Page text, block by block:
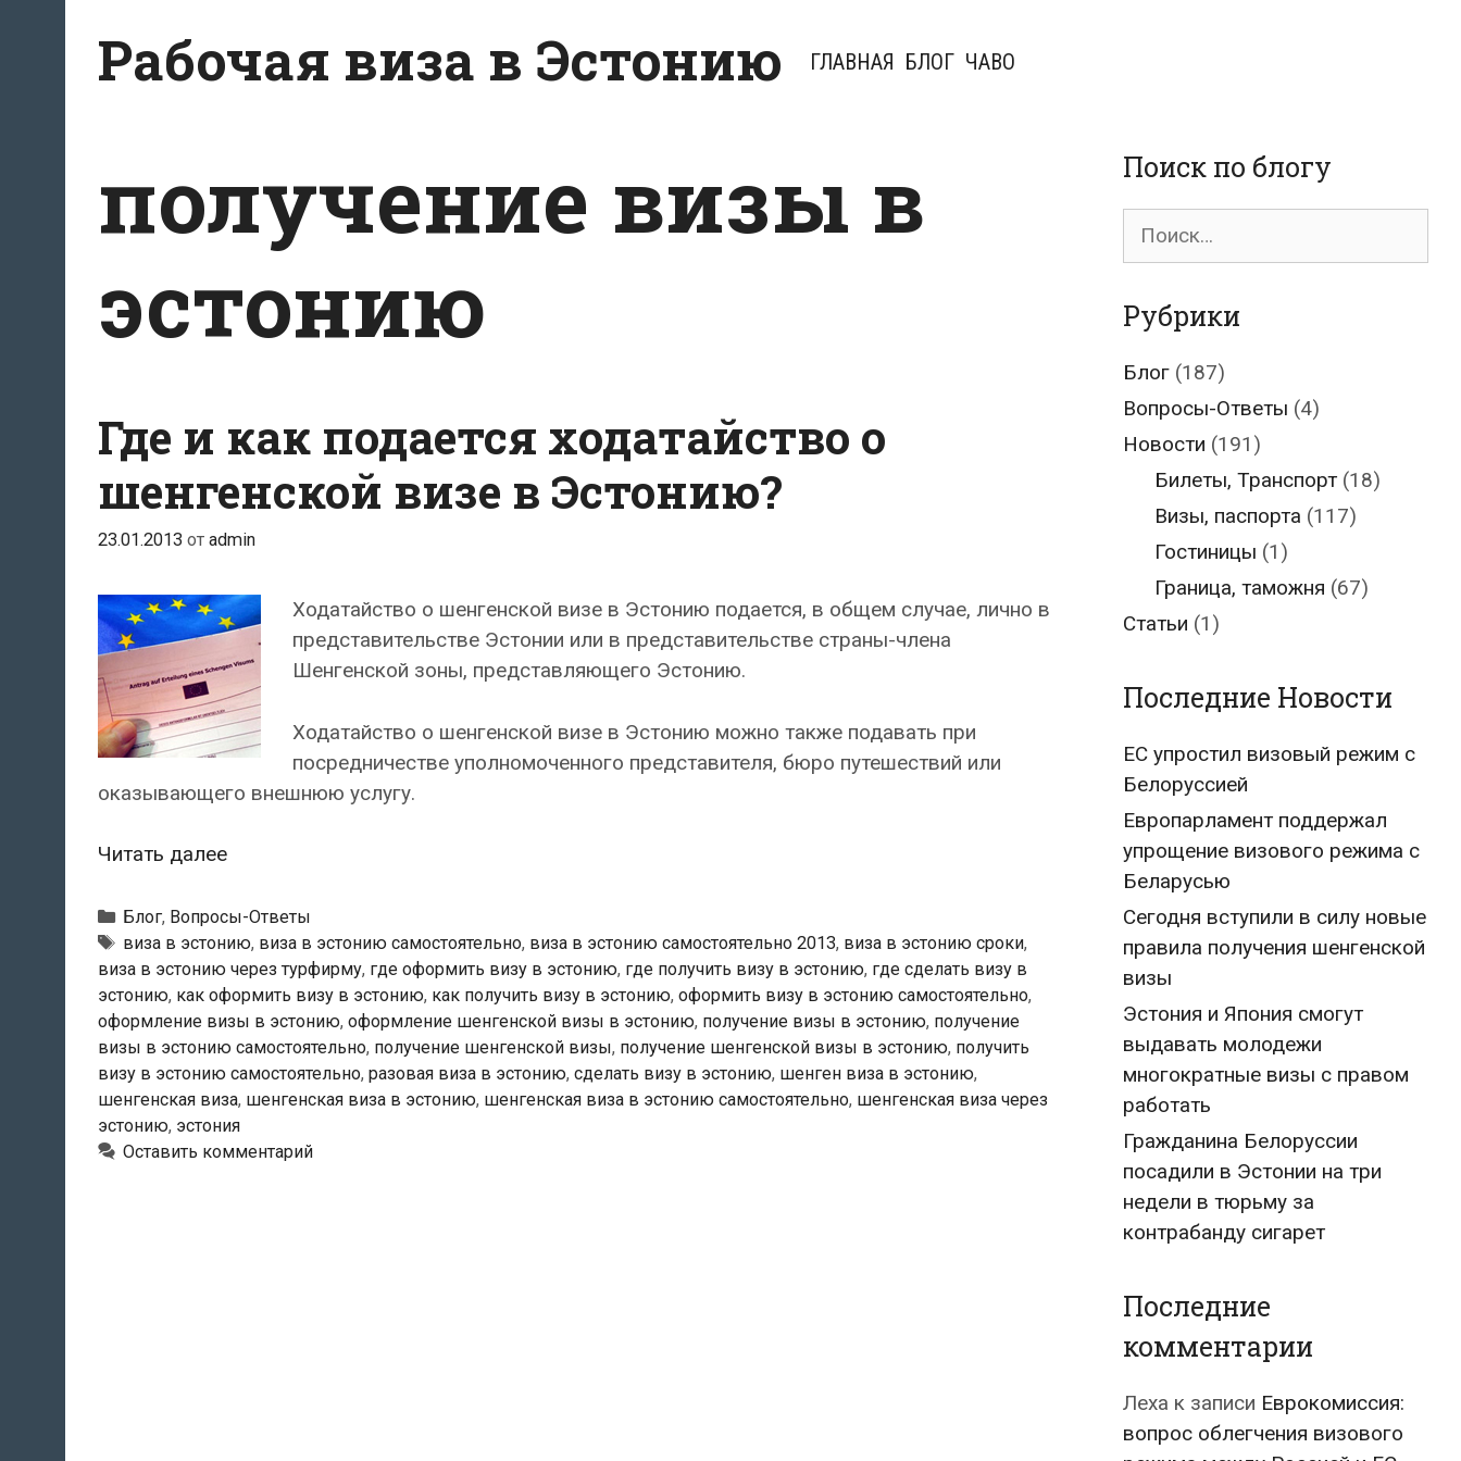
содержимому
Рабочая виза в Эстонию ГЛАВНАЯ БЛОГ ЧАВО
получение визы в
эстонию
Где и как подается ходатайство о
шенгенской визе в Эстонию?
23.01.2013 от admin
Ходатайство о шенгенской визе в Эстонию подается, в общем случае, лично в
представительстве Эстонии или в представительстве страны-члена
Шенгенской зоны, представляющего Эстонию.
Ходатайство о шенгенской визе в Эстонию можно также подавать при
посредничестве уполномоченного представителя, бюро путешествий или
оказывающего внешнюю услугу.
Читать далееГде
как
подается
ходатайство
о
шенгенской
визе
в
Эстонию?
Рубрики
Блог, Вопросы-Ответы
Метки
виза в эстонию, виза в эстонию самостоятельно, виза в эстонию самостоятельно 2013, виза в эстонию сроки,
виза в эстонию через турфирму, где оформить визу в эстонию, где получить визу в эстонию, где сделать визу в
эстонию, как оформить визу в эстонию, как получить визу в эстонию, оформить визу в эстонию самостоятельно,
оформление визы в эстонию, оформление шенгенской визы в эстонию, получение визы в эстонию, получение
визы в эстонию самостоятельно, получение шенгенской визы, получение шенгенской визы в эстонию, получить
визу в эстонию самостоятельно, разовая виза в эстонию, сделать визу в эстонию, шенген виза в эстонию,
шенгенская виза, шенгенская виза в эстонию, шенгенская виза в эстонию самостоятельно, шенгенская виза через
эстонию, эстония
Оставить комментарий
Поиск по блогу
Поиск
Рубрики
Блог (187)
Вопросы-Ответы (4)
Новости (191)
Билеты, Транспорт(18)
Визы, паспорта (117)
Гостиницы (1)
Граница, таможня (67)
Статьи (1)
Последние Новости
ЕС упростил визовый режим с
Белоруссией
Европарламент поддержал
упрощение визового режима с
Беларусью
Сегодня вступили в силу новые
правила получения шенгенской
визы
Эстония и Япония смогут
выдавать молодежи
многократные визы с правом
работать
Гражданина Белоруссии
посадили в Эстонии на три
недели в тюрьму за
контрабанду сигарет
Последние
комментарии
Леха к записи Еврокомиссия:
вопрос облегчения визового